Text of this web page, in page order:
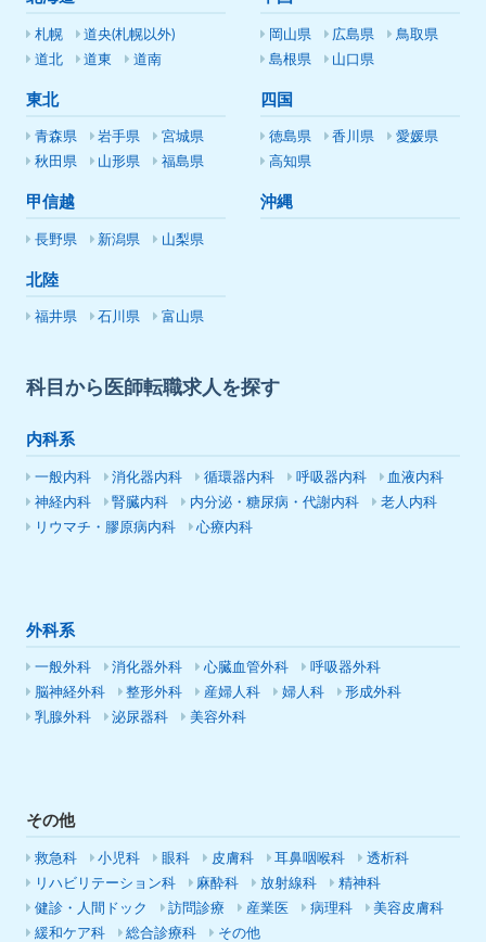
札幌
道央(札幌以外)
道北
道東 道南
東北
青森県 岩手県
宮城県
秋田県
山形県 福島県
甲信越
長野県 新潟県 山梨県
北陸
福井県 石川県 富山県
岡山県 広島県
鳥取県
島根県
山口県
四国
徳島県 香川県
愛媛県
高知県
沖縄
科目から医師転職求人を探す
内科系
一般内科 消化器内科 循環器内科 呼吸器内科
血液内科
神経内科
腎臓内科 内分泌・糖尿病・代謝内科
老人内科
リウマチ・膠原病内科
心療内科
外科系
一般外科 消化器外科 心臓血管外科
呼吸器外科
脳神経外科
整形外科 産婦人科 婦人科
形成外科
乳腺外科
泌尿器科 美容外科
その他
救急科 小児科 眼科 皮膚科 耳鼻咽喉科
透析科
リハビリテーション科
麻酔科 放射線科
精神科
健診・人間ドック
訪問診療 産業医 病理科
美容皮膚科
緩和ケア科
総合診療科 その他